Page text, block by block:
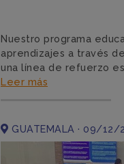
Nuestro programa
aprendizajes a través
una línea de refuerzo
Leer más
GUATEMALA · 09/12/